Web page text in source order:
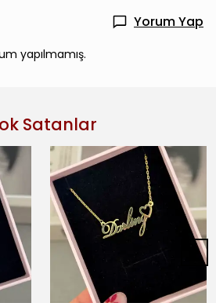
Yorum Yap
yapılmamış.
Satanlar